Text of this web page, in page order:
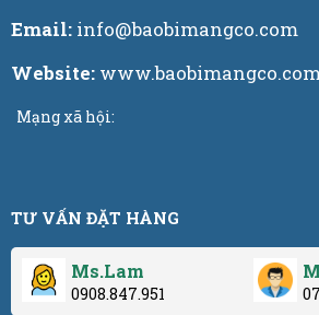
Email: info@baobimangco.com
Website:
Mạng xã hội:
TƯ VẤN ĐẶT HÀNG
Ms.Lam
0908.847.951